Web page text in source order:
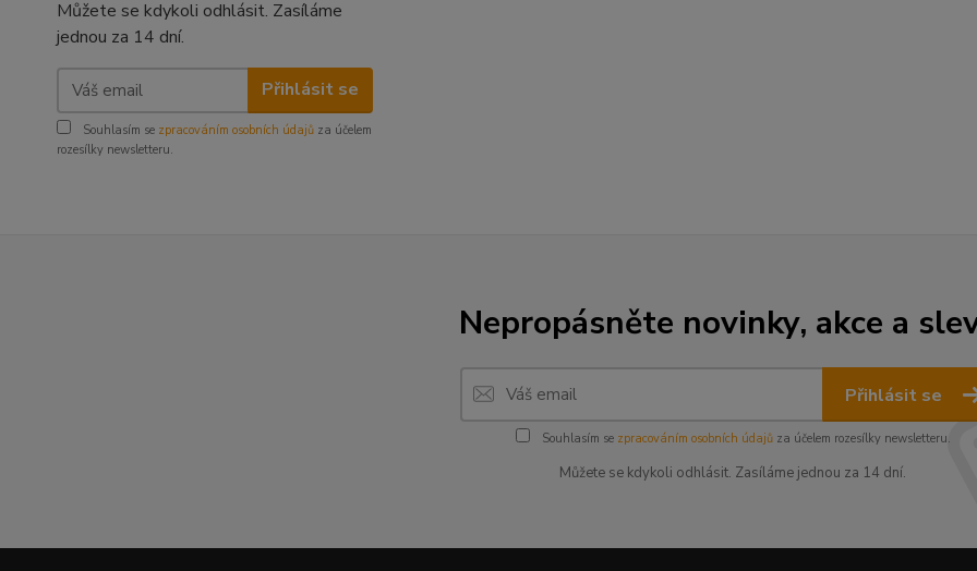
Můžete se kdykoli odhlásit. Zasíláme
jednou za 14 dní.
Přihlásit se
Souhlasím se zpracováním osobních údajů za účelem
rozesílky newsletteru.
Nepropásněte novinky, akce a
Přihlásit se
Souhlasím se zpracováním osobních údajůza účelem rozesílky newsletteru.
Můžete se kdykoli odhlásit. Zasíláme jednou za 14 dní.